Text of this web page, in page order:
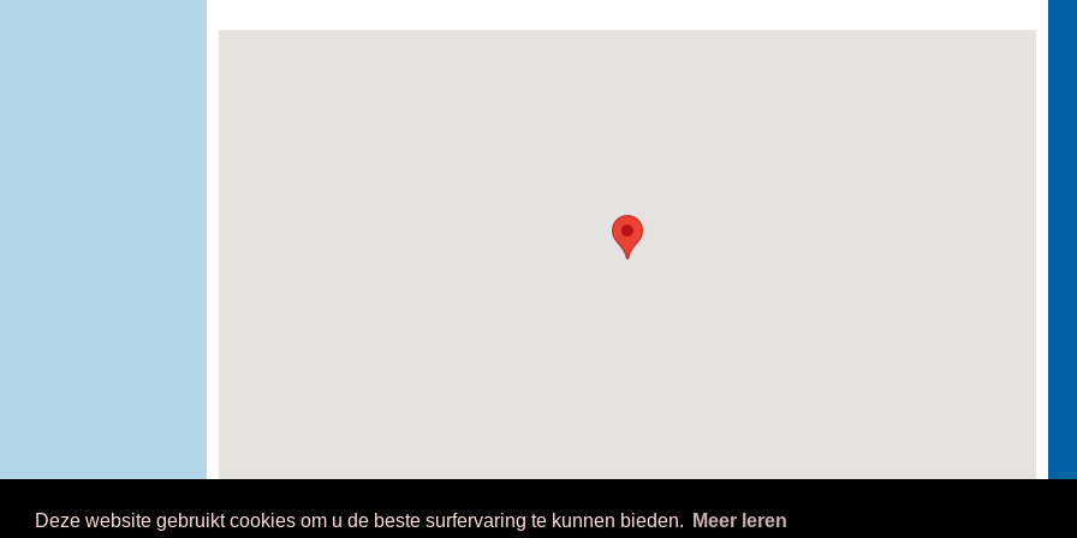
Deze website gebruikt cookies om u de beste surfervaring te kunnen bieden. Meer leren
© 2026 KVCV vzw - p/a Universiteit Antwerpen, Campus Groenenborger, Departement Chemie, Groenenborgerlaan 171,